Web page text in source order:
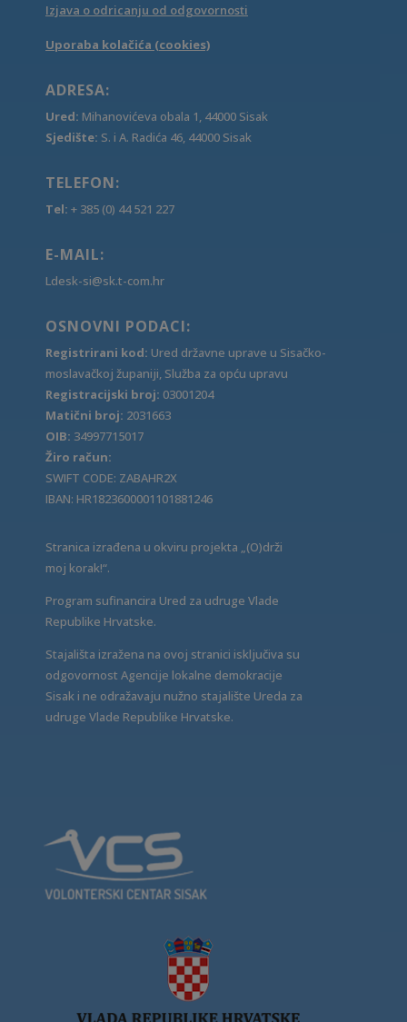
Izjava o odricanju od odgovornosti
Uporaba kolačića (cookies)
ADRESA:
Ured: Mihanovićeva obala 1, 44000 Sisak
Sjedište: S. i A. Radića 46, 44000 Sisak
TELEFON:
Tel: + 385 (0) 44 521 227
E-MAIL:
Ldesk-si@sk.t-com.hr
OSNOVNI PODACI:
Registrirani kod: Ured državne uprave u Sisačko-
moslavačkoj županiji, Služba za opću upravu
Registracijski broj: 03001204
Matični broj: 2031663
OIB: 34997715017
Žiro račun:
SWIFT CODE: ZABAHR2X
IBAN: HR1823600001101881246
Stranica izrađena u okviru projekta „(O)drži
moj korak!“.
Program sufinancira Ured za udruge Vlade
Republike Hrvatske.
Stajališta izražena na ovoj stranici isključiva su
odgovornost Agencije lokalne demokracije
Sisak i ne odražavaju nužno stajalište Ureda za
udruge Vlade Republike Hrvatske.